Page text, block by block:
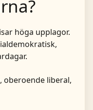
höga upplagor.
, oberoende liberal,